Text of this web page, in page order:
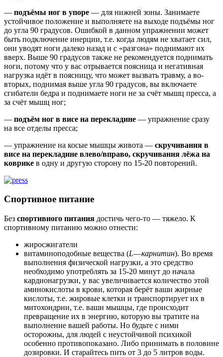
— подъёмы ног в упоре — для нижней зоны. Занимаете
устойчивое положение и выполняете на выходе подъёмы ног
до угла 90 градусов. Ошибкой в данном упражнении может
быть подключение инерции, т.е. когда людям не хватает сил,
они уводят ноги далеко назад и с «разгона» поднимают их
вверх. Выше 90 градусов также не рекомендуется поднимать
ноги, потому что у вас отрывается поясница и негативная
нагрузка идёт в поясницу, что может вызвать травму, а во-
вторых, поднимая выше угла 90 градусов, вы включаете
сгибатели бедра и поднимаете ноги не за счёт мышц пресса, а
за счёт мышц ног;
— подъём ног в висе на перекладине — упражнение сразу
на все отделы пресса;
— упражнение на косые мышцы живота — скручивания в
висе на перекладине влево/вправо, скручивания лёжа на
коврике в одну и другую сторону по 15-20 повторений.
Спортивное питание
Без спортивного питания достичь чего-то — тяжело. К
спортивному питанию можно отнести:
жиросжигатели
витаминоподобные вещества (L—карнитин). Во время
выполнения физической нагрузки, а это средство
необходимо употреблять за 15-20 минут до начала
кардионагрузки, у вас увеличивается количество этой
аминокислоты в крови, которая берёт ваши жирные
кислоты, т.е. жировые клетки и транспортирует их в
митохондрии, т.е. ваши мышцы, где происходит
превращение их в энергию, которую вы тратите на
выполнение вашей работы. Но будьте с ними
осторожны, для людей с неустойчивой психикой
особенно противопоказано. Либо принимать в половине
дозировки. И старайтесь пить от 3 до 5 литров воды.